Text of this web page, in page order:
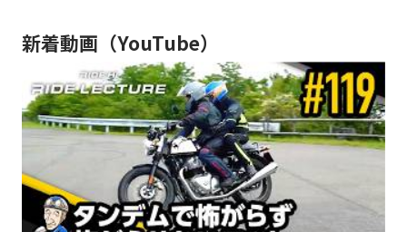
新着動画（YouTube）